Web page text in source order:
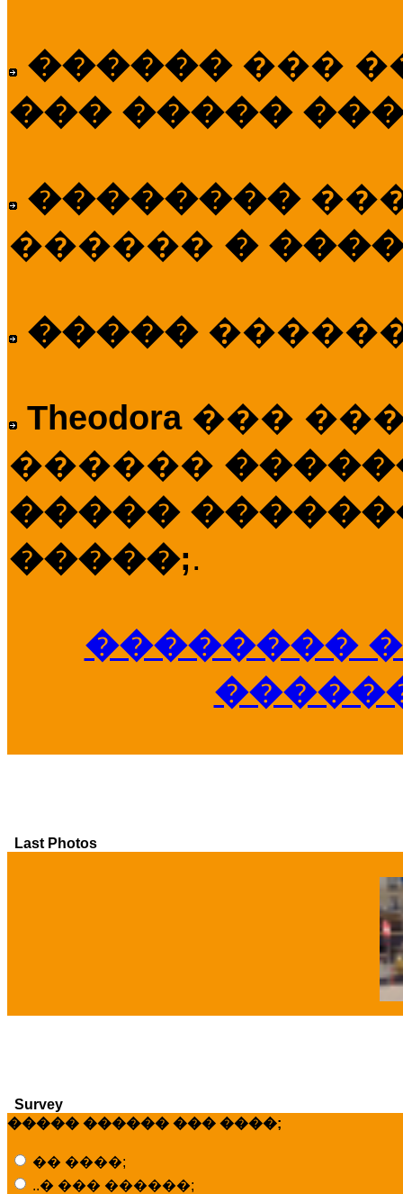
������ ���
��� �����
��������
������ �
�����
Theodora ���
������
�����
�����;.
��������
Last Photos
Survey
����� ������ ��� ����;
�� ����;
..� ��� ������;